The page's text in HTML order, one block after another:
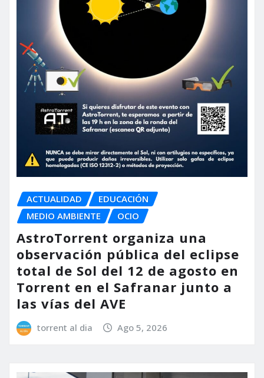
ACTUALIDAD
EDUCACIÓN
MEDIO AMBIENTE
OCIO
AstroTorrent organiza una
observación pública del eclipse
total de Sol del 12 de agosto en
Torrent en el Safranar junto a
las vías del AVE
torrent al dia Ago 5, 2026